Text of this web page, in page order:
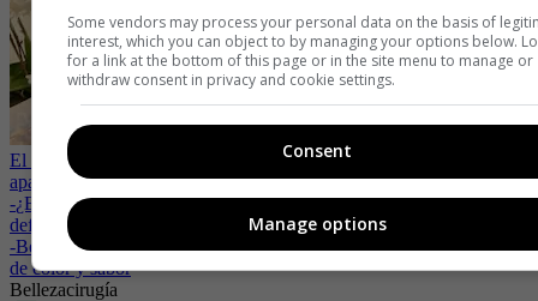
El secreto de belleza de Jennifer Lopez: su truco de maquillaje para
aparentar menos edad
-¿En qué orden debes aplicar los productos del skincare? La guía
definitiva
-Belah Beauty celebra la esencia colombiana con una edición llena
de color y sabor
Bellezacirugía
Some vendors may process your personal data on the basis of
interest, which you can object to by managing your options below.
for a link at the bottom of this page or in the site menu to manage or
withdraw consent in privacy and cookie settings.
Consent
Manage options